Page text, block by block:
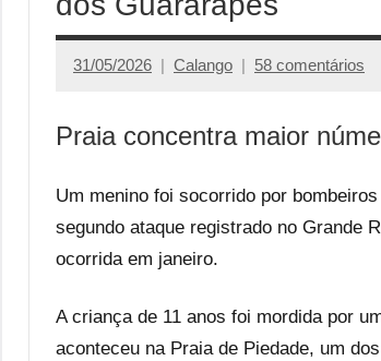
31/05/2026 Calango 58 comentários
Praia concentra maior
Um menino foi socorrido por
segundo ataque registrado no Grande
ocorrida em janeiro.
A criança de 11 anos foi mordida por
aconteceu na Praia de Piedade, um